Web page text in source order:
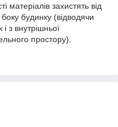
матеріалів захистять від
будинку (відводячи
з внутрішньої
простору).